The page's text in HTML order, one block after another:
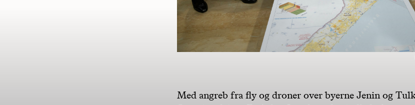
Med angreb fra fly og droner over byerne Jenin og